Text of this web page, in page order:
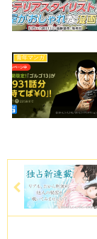
青年マンガ